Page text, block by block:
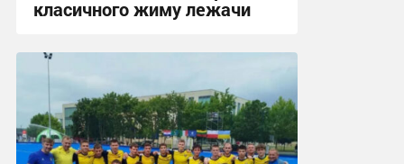
класичного жиму лежачи
17:09, 4.08.2026